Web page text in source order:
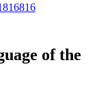
of the